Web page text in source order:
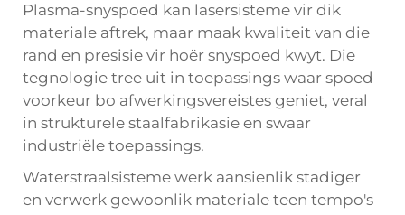
Plasma-snyspoed kan lasersisteme vir dik
materiale aftrek, maar maak kwaliteit van die
rand en presisie vir hoër snyspoed kwyt. Die
tegnologie tree uit in toepassings waar spoed
voorkeur bo afwerkingsvereistes geniet, veral
in strukturele staalfabrikasie en swaar
industriële toepassings.
Waterstraalsisteme werk aansienlik stadiger
en verwerk gewoonlik materiale teen tempo's